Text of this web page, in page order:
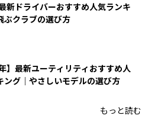
新ドライバーおすすめ人気ランキ
ぶクラブの選び方
】最新ユーティリティおすすめ人
ング｜やさしいモデルの選び方
もっと読む